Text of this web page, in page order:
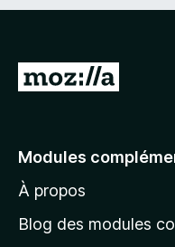
A
e
à
l
Modules
À propos
Blog des modules